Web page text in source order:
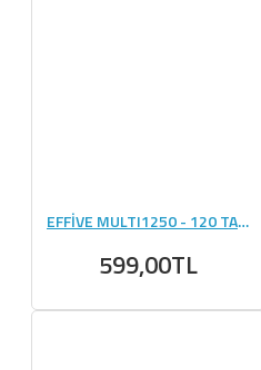
EFFİVE MULTI1250 - 120 TABLET
599,00TL